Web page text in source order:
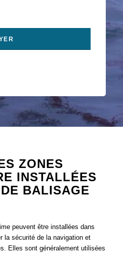
ZONES
INSTALLÉES
BALISAGE
peuvent être installées dans
la sécurité de la navigation et
Elles sont généralement utilisées